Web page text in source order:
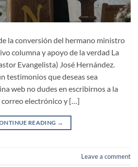
la conversión del hermano ministro
columna y apoyo de la verdad La
Evangelista) José Hernández.
testimonios que deseas sea
web no dudes en escribirnos a la
electrónico y […]
READING →
Leave a comment